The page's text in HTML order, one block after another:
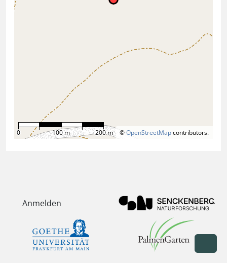
©OpenStreetMapcontributors.
0 100 m 200 m
Anmelden